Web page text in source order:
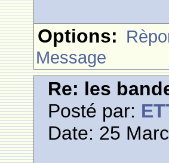
Options:
Message
Re: les
Posté par:
Date: 25